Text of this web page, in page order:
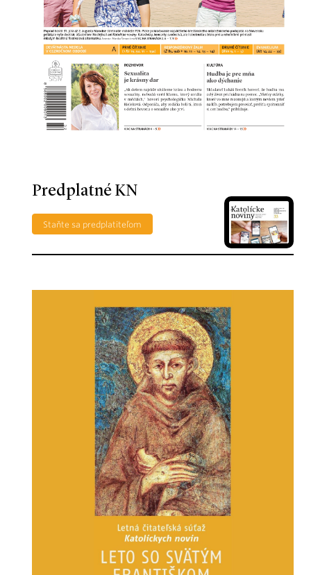
Predplatné KN
Staňte sa predplatiteľom